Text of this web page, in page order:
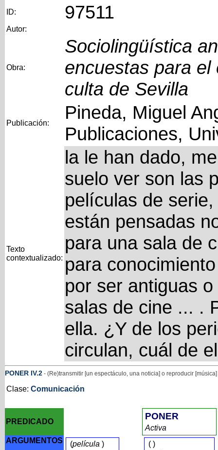
ID: 97511
Autor:
Obra:
Sociolingüística
encuestas para
culta de Sevilla
Publicación:
Pineda, Miguel
Publicaciones,
Texto
contextualizado:
la le han dado,
suelo ver son las
películas de
están pensadas
para una sala de
para
por ser antiguas
salas de cine ... .
ella. ¿Y de los
circulan, cuál de
PONER IV.2- (Re)transmitir [un espectáculo, una noticia] o reproducir
Clase: Comunicación
PREDICADO
PONER
Activa
ARGUMENTOS
(película )
()